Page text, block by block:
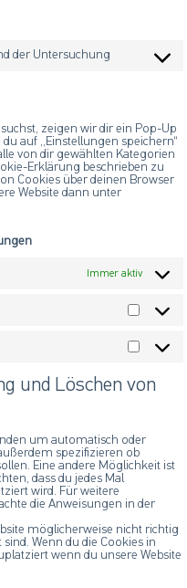
der Untersuchung
Consent
zeigen wir dir ein Pop-Up
auf „Einstellungen speichern“
von dir gewählten Kategorien
Erklärung beschrieben zu
Cookies über deinen Browser
Website dann unter
Immer aktiv
und Löschen von
um automatisch oder
spezifizieren ob
Eine andere Möglichkeit ist
dass du jedes Mal
wird. Für weitere
die Anweisungen in der
möglicherweise nicht richtig
Wenn du die Cookies in
wenn du unsere Website